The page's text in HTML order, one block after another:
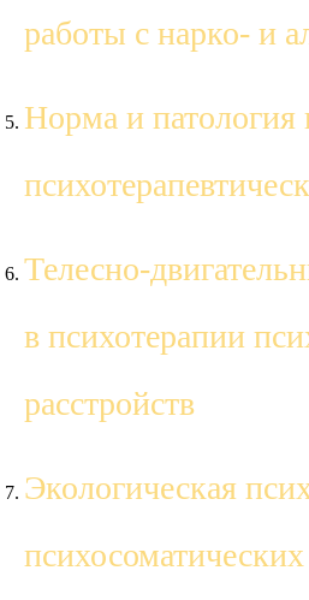
работы с нарко- и
Норма и патология
Телесно-
в психотерапии
расстройств
Экологическая
психосоматических